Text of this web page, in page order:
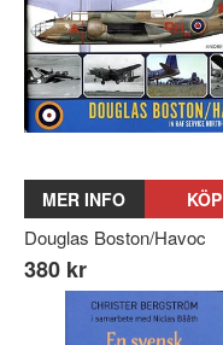
MER INFO KÖP
Douglas Boston/Havoc
380 kr